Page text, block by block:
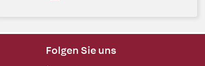
Folgen Sie uns